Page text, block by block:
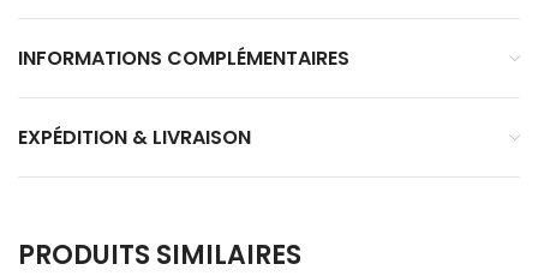
INFORMATIONS COMPLÉMENTAIRES
EXPÉDITION & LIVRAISON
PRODUITS SIMILAIRES